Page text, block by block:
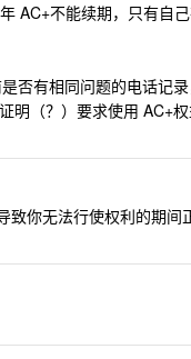
AC+不能续期，只有自
否有相同问题的电话记
明（？）要求使用 AC+
致你无法行使权利的期间